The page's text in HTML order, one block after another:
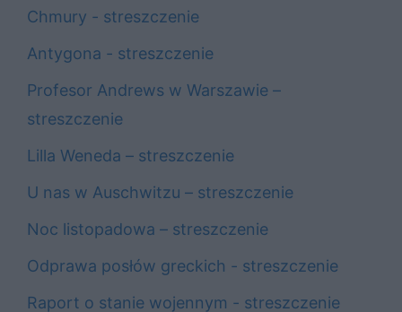
Chmury - streszczenie
Antygona - streszczenie
Profesor Andrews w Warszawie –
streszczenie
Lilla Weneda – streszczenie
U nas w Auschwitzu – streszczenie
Noc listopadowa – streszczenie
Odprawa posłów greckich - streszczenie
Raport o stanie wojennym - streszczenie